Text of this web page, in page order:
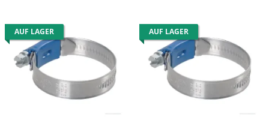
AUF LAGER AUF LAGER